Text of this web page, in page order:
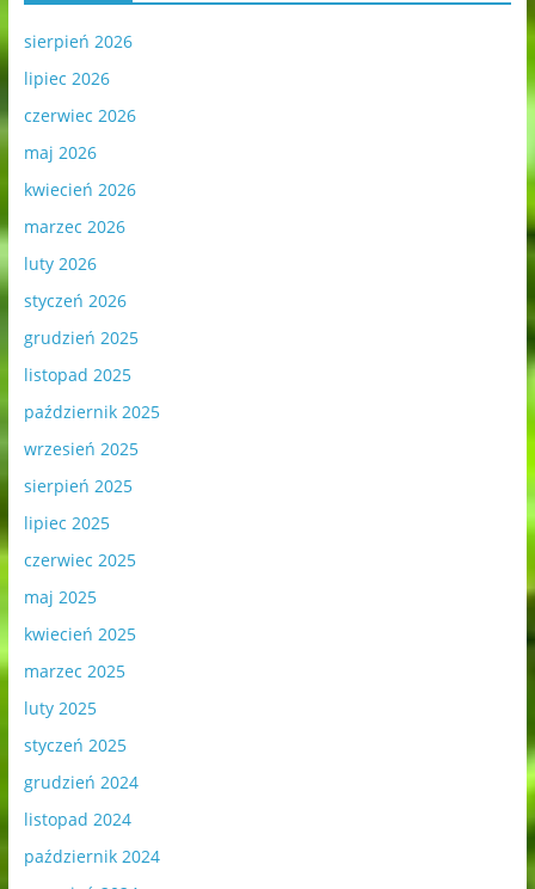
sierpień 2026
lipiec 2026
czerwiec 2026
maj 2026
kwiecień 2026
marzec 2026
luty 2026
styczeń 2026
grudzień 2025
listopad 2025
październik 2025
wrzesień 2025
sierpień 2025
lipiec 2025
czerwiec 2025
maj 2025
kwiecień 2025
marzec 2025
luty 2025
styczeń 2025
grudzień 2024
listopad 2024
październik 2024